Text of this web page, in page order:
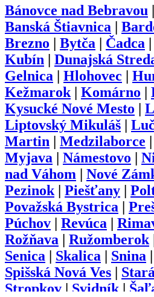
Bánovce nad Bebravou |
Banská Štiavnica |
Brezno | Bytča | Čadca |
Kubín | Dunajská
Gelnica | Hlohovec |
Kežmarok | Komárno |
Kysucké Nové Mesto |
Liptovský Mikuláš |
Martin | Medzilaborce |
Myjava | Námestovo |
nad Váhom | Nové
Pezinok | Piešťany |
Považská Bystrica |
Púchov | Revúca |
Rožňava | Ružomberok
Senica | Skalica | Snina |
Spišská Nová Ves |
Stropkov | Svidník |